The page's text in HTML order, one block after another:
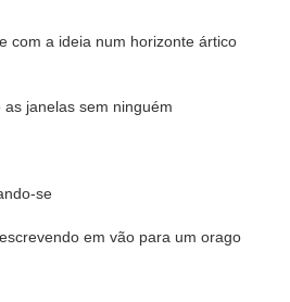
com a ideia num horizonte ártico
janelas sem ninguém
se
em vão para um orago